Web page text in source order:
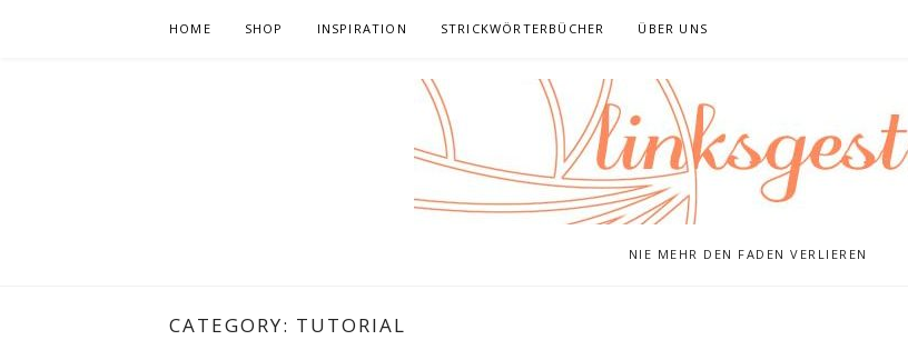
HOME SHOP INSPIRATION STRICKWÖRTERBÜCHER ÜBER UNS
NIE MEHR DEN FADEN VERLIEREN
CATEGORY: TUTORIAL